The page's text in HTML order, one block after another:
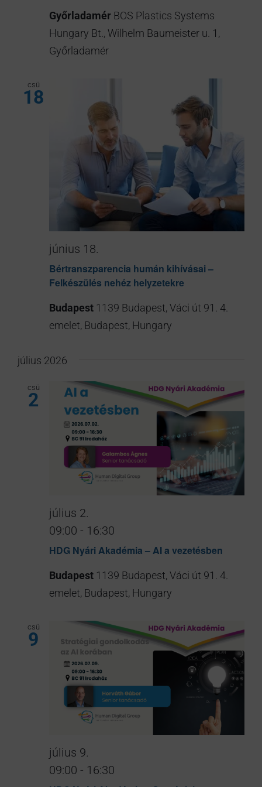
Győrladamér BOS Plastics Systems
Hungary Bt., Wilhelm Baumeister u. 1,
Győrladamér
csü
18
június 18.
Bértranszparencia humán kihívásai –
Felkészülés nehéz helyzetekre
Budapest 1139 Budapest, Váci út 91. 4.
emelet, Budapest, Hungary
július 2026
csü
2
július 2.
09:00 - 16:30
HDG Nyári Akadémia – AI a vezetésben
Budapest 1139 Budapest, Váci út 91. 4.
emelet, Budapest, Hungary
csü
9
július 9.
09:00 - 16:30